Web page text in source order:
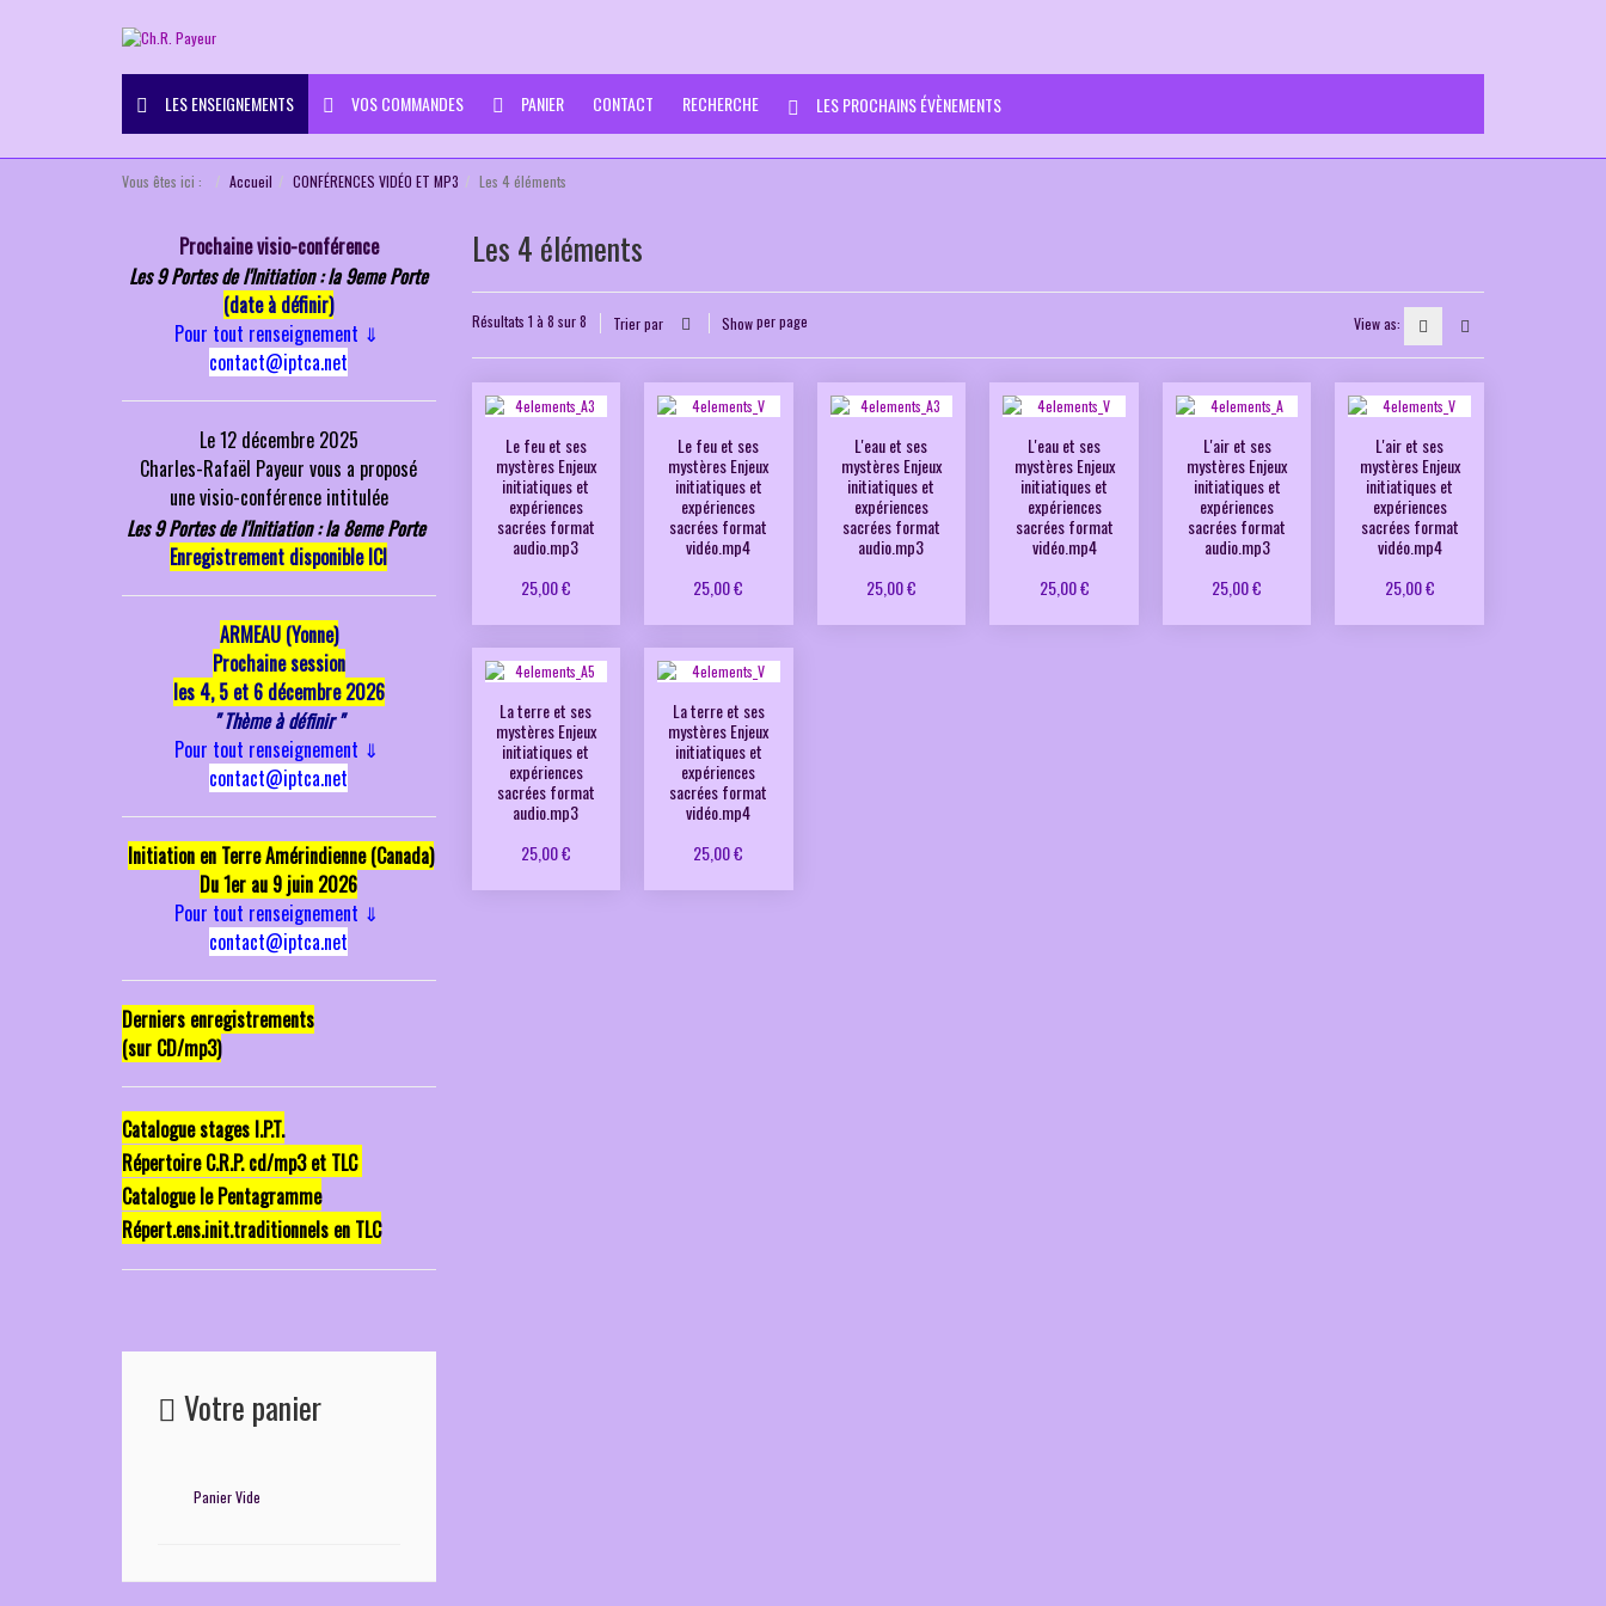
LES ENSEIGNEMENTS VOS COMMANDES PANIER CONTACT RECHERCHE LES PROCHAINS ÉVÈNEMENTS
Vous êtes ici : Accueil CONFÉRENCES VIDÉO ET MP3 Les 4 éléments
Les 4 éléments
Résultats 1 à 8 sur 8 Trier par Show per page View as:
Le feu et ses
mystères Enjeux
initiatiques et
expériences
sacrées format
audio.mp3
25,00 €
Le feu et ses
mystères Enjeux
initiatiques et
expériences
sacrées format
vidéo.mp4
25,00 €
L'eau et ses
mystères Enjeux
initiatiques et
expériences
sacrées format
audio.mp3
25,00 €
L'eau et ses
mystères Enjeux
initiatiques et
expériences
sacrées format
vidéo.mp4
25,00 €
L'air et ses
mystères Enjeux
initiatiques et
expériences
sacrées format
audio.mp3
25,00 €
L'air et ses
mystères Enjeux
initiatiques et
expériences
sacrées format
vidéo.mp4
25,00 €
La terre et ses
mystères Enjeux
initiatiques et
expériences
sacrées format
audio.mp3
25,00 €
La terre et ses
mystères Enjeux
initiatiques et
expériences
sacrées format
vidéo.mp4
25,00 €
Prochaine visio-conférence
Les 9 Portes de l'Initiation : la 9eme Porte
(date à définir)
Pour tout renseignement ⇓
contact@iptca.net
Le 12 décembre 2025
Charles-Rafaël Payeur vous a proposé
unevisio-conférence intitulée
Les 9 Portes de l'Initiation : la 8eme Porte
Enregistrement disponible ICI
ARMEAU (Yonne)
Prochaine session
les 4, 5 et 6 décembre 2026
" Thème à définir "
Pour tout renseignement ⇓
contact@iptca.net
Initiation en Terre Amérindienne (Canada)
Du 1er au 9 juin 2026
Pour tout renseignement ⇓
contact@iptca.net
Derniers enregistrements
(sur CD/mp3)
Catalogue stages I.P.T.
Répertoire C.R.P. cd/mp3 et TLC
Catalogue le Pentagramme
Répert.ens.init.traditionnels en TLC
Votre panier
Panier Vide